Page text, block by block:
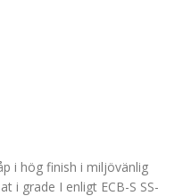
i hög finish i miljövänlig
i grade I enligt ECB-S SS-